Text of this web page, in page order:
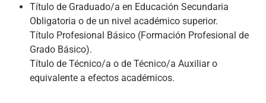
Título de Graduado/a en Educación Secundaria
Obligatoria o de un nivel académico superior.
Título Profesional Básico (Formación Profesional de
Grado Básico).
Título de Técnico/a o de Técnico/a Auxiliar o
equivalente a efectos académicos.